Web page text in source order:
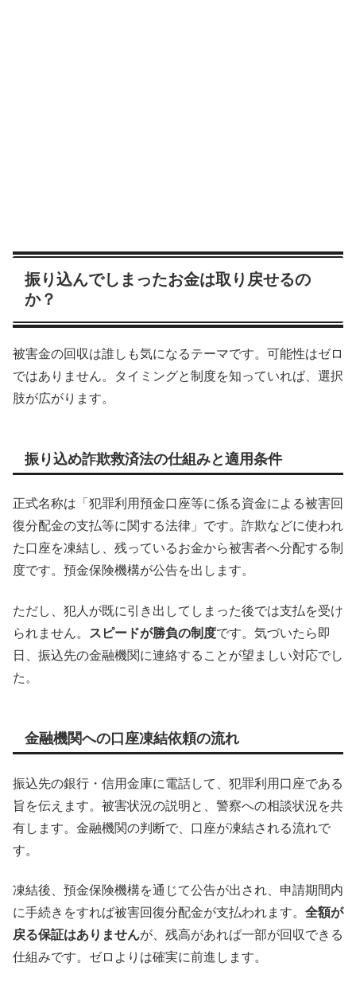
振り込んでしまったお金は取り戻せるの
か？
被害金の回収は誰しも気になるテーマです。可能性はゼロ
ではありません。タイミングと制度を知っていれば、選択
肢が広がります。
振り込め詐欺救済法の仕組みと適用条件
正式名称は「犯罪利用預金口座等に係る資金による被害回
復分配金の支払等に関する法律」です。詐欺などに使われ
た口座を凍結し、残っているお金から被害者へ分配する制
度です。預金保険機構が公告を出します。
ただし、犯人が既に引き出してしまった後では支払を受け
られません。
スピードが勝負の制度です。気づいたら即
日、振込先の金融機関に連絡することが望ましい対応でし
た。
金融機関への口座凍結依頼の流れ
振込先の銀行・信用金庫に電話して、犯罪利用口座である
旨を伝えます。被害状況の説明と、警察への相談状況を共
有します。金融機関の判断で、口座が凍結される流れで
す。
凍結後、預金保険機構を通じて公告が出され、申請期間内
に手続きをすれば被害回復分配金が支払われます。 全額が
戻る保証はありませんが、残高があれば一部が回収できる
仕組みです。ゼロよりは確実に前進します。